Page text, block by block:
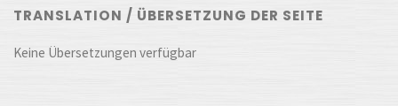
TRANSLATION / ÜBERSETZUNG DER SEITE
Keine Übersetzungen verfügbar